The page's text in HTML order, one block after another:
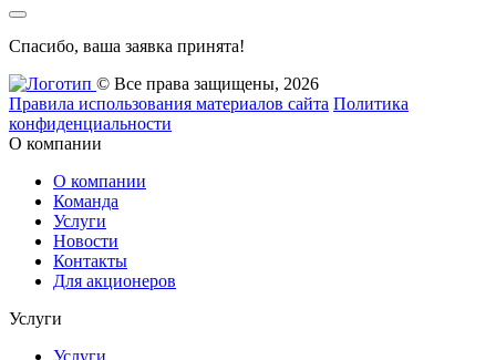
Спасибо, ваша заявка принята!
© Все права защищены, 2026
Правила использования материалов сайта Политика
конфиденциальности
О компании
О компании
Команда
Услуги
Новости
Контакты
Для акционеров
Услуги